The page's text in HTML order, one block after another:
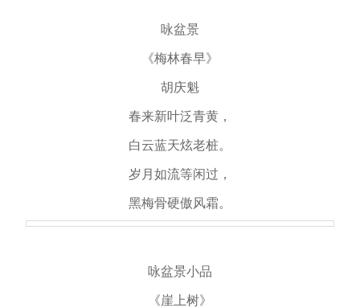
咏盆景
《梅林春早》
胡庆魁
春来新叶泛青黄，
白云蓝天炫老桩。
岁月如流等闲过，
黑梅骨硬傲风霜。
咏盆景小品
《崖上树》